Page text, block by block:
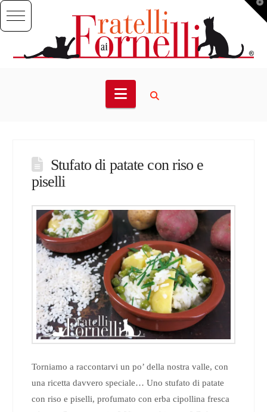
Navigation
Stufato di patate con riso e
piselli
Torniamo a raccontarvi un po’ della nostra valle, con
una ricetta davvero speciale… Uno stufato di patate
con riso e piselli, profumato con erba cipollina fresca